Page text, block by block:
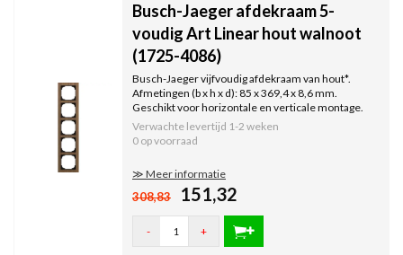
Busch-Jaeger afdekraam 5-
voudig Art Linear hout walnoot
(1725-4086)
Busch-Jaeger vijfvoudig afdekraam van hout*.
Afmetingen (b x h x d): 85 x 369,4 x 8,6 mm.
Geschikt voor horizontale en verticale montage.
Serie: Art Linear, kleur: walnoot (hout).
Verwachte levertijd 1-2 weken
0 op voorraad
≫ Meer informatie
308,83 151,32
- +